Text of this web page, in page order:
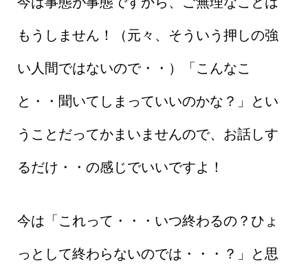
もうしません！（元々、そういう押しの強
い人間ではないので・・）「こんなこ
と・・聞いてしまっていいのかな？」とい
うことだってかまいませんので、お話しす
るだけ・・の感じでいいですよ！
今は「これって・・・いつ終わるの？ひょ
っとして終わらないのでは・・・？」と思